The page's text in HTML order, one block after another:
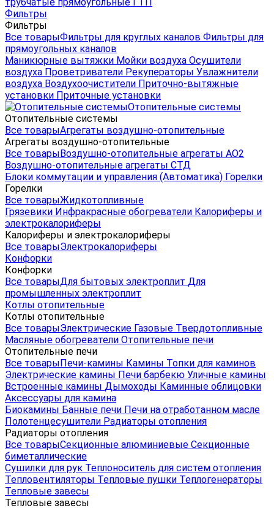
Фильтры
Фильтры
Все товарыФильтры для круглых каналов Фильтры для
прямоугольных каналов
Маникюрные вытяжки Мойки воздуха Осушители
воздуха Проветриватели Рекуператоры Увлажнители
воздуха Воздухоочистители Приточно-вытяжные
установки Приточные установки
Отопительные системы
Отопительные системы
Все товарыАгрегаты воздушно-отопительные
Агрегаты воздушно-отопительные
Все товарыВоздушно-отопительные агрегаты АО2
Воздушно-отопительные агрегаты СТД
Блоки коммутации и управления (Автоматика) Горелки
Горелки
Все товарыЖидкотопливные
Грязевики Инфракрасные обогреватели Калориферы и
электрокалориферы
Калориферы и электрокалориферы
Все товарыЭлектрокалориферы
Конфорки
Конфорки
Все товарыДля бытовых электроплит Для
промышленных электроплит
Котлы отопительные
Котлы отопительные
Все товарыЭлектрические Газовые Твердотопливные
Масляные обогреватели Отопительные печи
Отопительные печи
Все товарыПечи-камины Камины Топки для каминов
Электрические камины Печи барбекю Уличные камины
Встроенные камины Дымоходы Каминные облицовки
Аксессуары для камина
Биокамины Банные печи Печи на отработанном масле
Полотенцесушители Радиаторы отопления
Радиаторы отопления
Все товарыСекционные алюминиевые Секционные
биметаллические
Сушилки для рук Теплоноситель для систем отопления
Тепловентиляторы Тепловые пушки Теплогенераторы
Тепловые завесы
Тепловые завесы